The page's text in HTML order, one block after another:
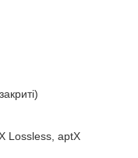
Lossless, aptX